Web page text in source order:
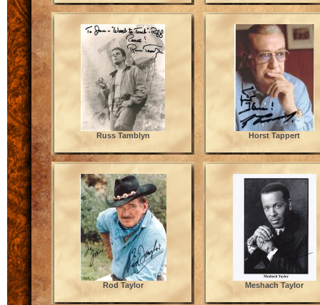
Russ Tamblyn Horst Tappert
Rod Taylor Meshach Taylor